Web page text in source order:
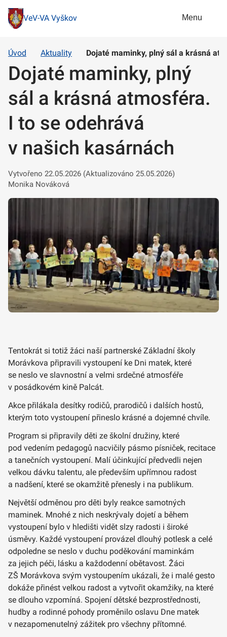
VeV-VA Vyškov Menu
Úvod Aktuality Dojaté maminky, plný sál a krásná
Dojaté maminky, plný
sál a krásná atmosféra.
I to se odehrává
v našich kasárnách
Vytvořeno 22.05.2026 (Aktualizováno 25.05.2026)
Monika Nováková
Tentokrát si totiž žáci naší partnerské Základní školy
Morávkova připravili vystoupení ke Dni matek, které
se neslo ve slavnostní a velmi srdečné atmosféře
v posádkovém kině Palcát.
Akce přilákala desítky rodičů, prarodičů i dalších hostů,
kterým toto vystoupení přineslo krásné a dojemné chvíle.
Program si připravily děti ze školní družiny, které
pod vedením pedagogů nacvičily pásmo písniček, recitace
a tanečních vystoupení. Malí účinkující předvedli nejen
velkou dávku talentu, ale především upřímnou radost
a nadšení, které se okamžitě přenesly i na publikum.
Největší odměnou pro děti byly reakce samotných
maminek. Mnohé z nich neskrývaly dojetí a během
vystoupení bylo v hledišti vidět slzy radosti i široké
úsměvy. Každé vystoupení provázel dlouhý potlesk a celé
odpoledne se neslo v duchu poděkování maminkám
za jejich péči, lásku a každodenní obětavost. Žáci
ZŠ Morávkova svým vystoupením ukázali, že i malé gesto
dokáže přinést velkou radost a vytvořit okamžiky, na které
se dlouho vzpomíná. Spojení dětské bezprostřednosti,
hudby a rodinné pohody proměnilo oslavu Dne matek
v nezapomenutelný zážitek pro všechny přítomné.